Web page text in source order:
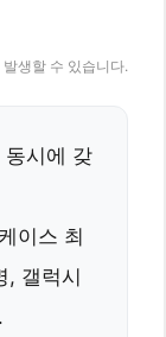
생할 수 있습니다.
동시에 갖
이스 최
, 갤럭시